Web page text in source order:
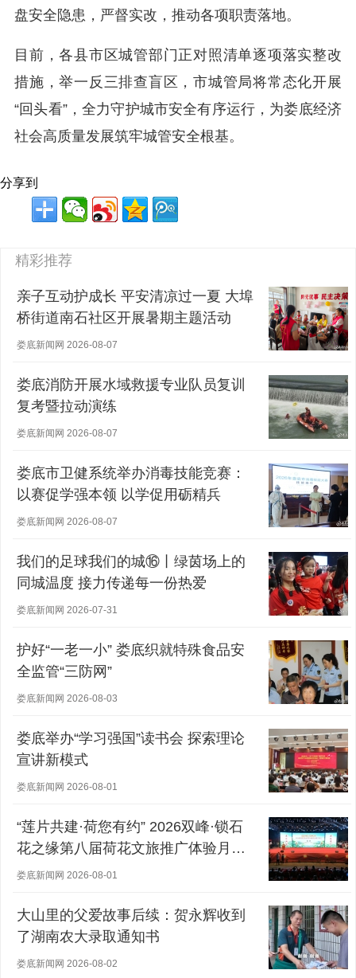
盘安全隐患，严督实改，推动各项职责落地。
目前，各县市区城管部门正对照清单逐项落实整改
措施，举一反三排查盲区，市城管局将常态化开展
“回头看”，全力守护城市安全有序运行，为娄底经济
社会高质量发展筑牢城管安全根基。
分享到
精彩推荐
亲子互动护成长 平安清凉过一夏 大埠
桥街道南石社区开展暑期主题活动
娄底新闻网 2026-08-07
娄底消防开展水域救援专业队员复训
复考暨拉动演练
娄底新闻网 2026-08-07
娄底市卫健系统举办消毒技能竞赛：
以赛促学强本领 以学促用砺精兵
娄底新闻网 2026-08-07
我们的足球我们的城⑯丨绿茵场上的
同城温度 接力传递每一份热爱
娄底新闻网 2026-07-31
护好“一老一小” 娄底织就特殊食品安
全监管“三防网”
娄底新闻网 2026-08-03
娄底举办“学习强国”读书会 探索理论
宣讲新模式
娄底新闻网 2026-08-01
“莲片共建·荷您有约” 2026双峰·锁石
花之缘第八届荷花文旅推广体验月盛
大开幕
娄底新闻网 2026-08-01
大山里的父爱故事后续：贺永辉收到
了湖南农大录取通知书
娄底新闻网 2026-08-02